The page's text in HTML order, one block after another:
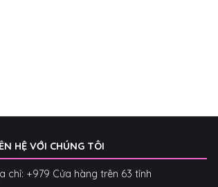
HỆ VỚI CHÚNG TÔI
chỉ: +979 Cửa hàng trên 63 tỉnh